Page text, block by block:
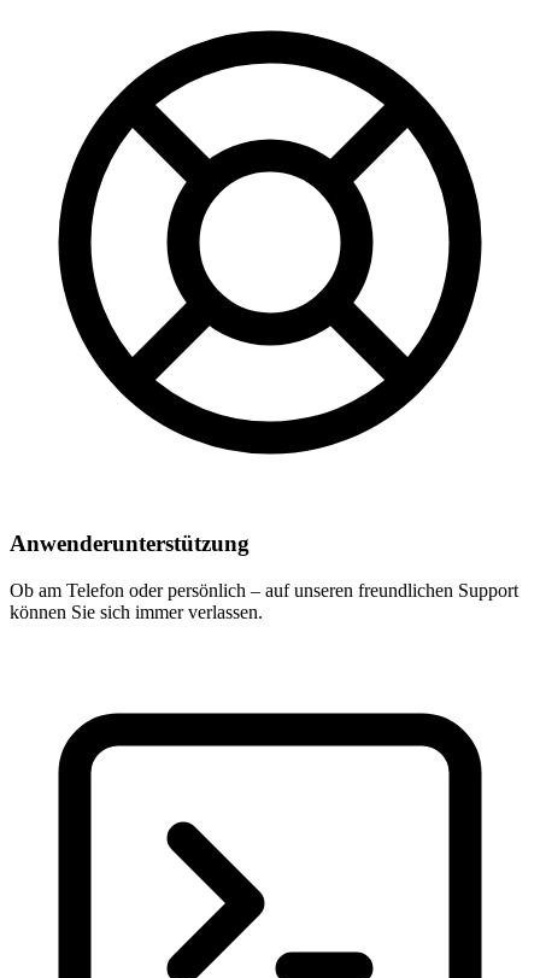
Anwenderunterstützung
Ob am Telefon oder persönlich – auf unseren freundlichen Support
können Sie sich immer verlassen.